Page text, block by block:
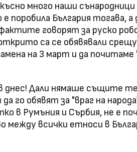
много наши
поробила България тогава,
говорят за руско
са се обявявали
на 3 март и да
днес! Дали нямаше същите
го обявят за "враг на
в Румъния и Сърбия, не е
между всички етноси в